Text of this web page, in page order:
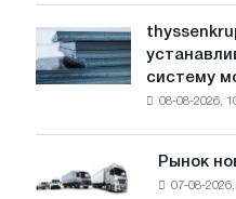
воды
угрожает
thyssenkrupp
Rasselstein
устанавливает
фотоэлектрическую
систему
08-08-2026,
Рынок
новых
Рынок
07-08-